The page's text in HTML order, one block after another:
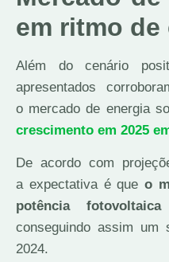
em ritmo
Além do cenário
apresentados
o mercado de energia
crescimento em 2025
De acordo com
a expectativa é queo
potência
conseguindo assim
2024.